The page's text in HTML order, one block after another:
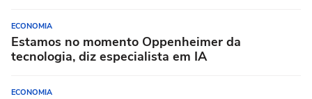
ECONOMIA
Estamos no momento Oppenheimer da
tecnologia, diz especialista em IA
ECONOMIA